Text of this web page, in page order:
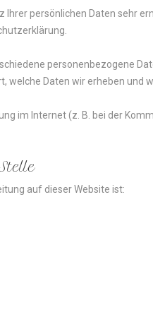
Ihrer persönlichen Daten sehr
personenbezogene
welche Daten wir erheben
im Internet (z. B. bei der
auf dieser Website ist: